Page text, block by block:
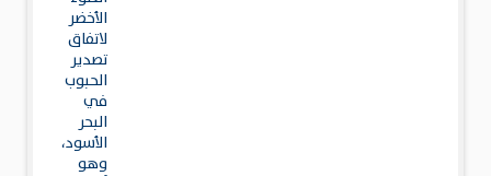
الأخضر
لاتفاق
تصدير
الحبوب
في
البحر
الأسود،
وهو